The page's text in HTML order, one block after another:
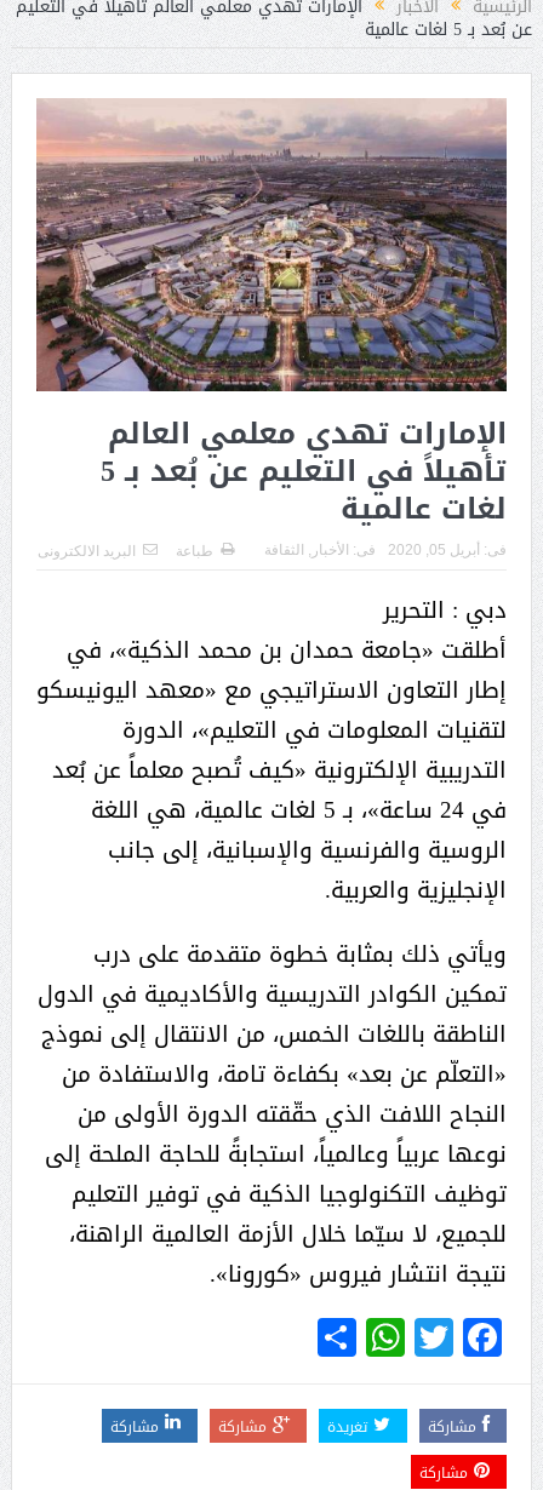
عن بُعد بـ 5 لغات عالمية
الإمارات تهدي معلمي العالم
تأهيلاً في التعليم عن بُعد بـ 5
لغات عالمية
فى: أبريل 05, 2020 فى: الأخبار , الثقافة طباعة البريد الالكترونى
دبي : التحرير
أطلقت «جامعة حمدان بن محمد الذكية»، في
إطار التعاون الاستراتيجي مع «معهد اليونيسكو
لتقنيات المعلومات في التعليم»، الدورة
التدريبية الإلكترونية «كيف تُصبح معلماً عن بُعد
في 24 ساعة»، بـ 5 لغات عالمية، هي اللغة
الروسية والفرنسية والإسبانية، إلى جانب
الإنجليزية والعربية.
ويأتي ذلك بمثابة خطوة متقدمة على درب
تمكين الكوادر التدريسية والأكاديمية في الدول
الناطقة باللغات الخمس، من الانتقال إلى نموذج
«التعلّم عن بعد» بكفاءة تامة، والاستفادة من
النجاح اللافت الذي حقّقته الدورة الأولى من
نوعها عربياً وعالمياً، استجابةً للحاجة الملحة إلى
توظيف التكنولوجيا الذكية في توفير التعليم
للجميع، لا سيّما خلال الأزمة العالمية الراهنة،
نتيجة انتشار فيروس «كورونا».
Facebook
Twitter
WhatsApp
Share
مشاركة تغريدة مشاركة
مشاركة
مشاركة